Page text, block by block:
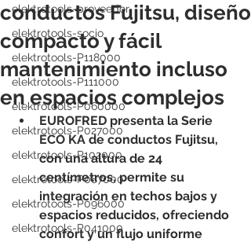
elektrotools-proveedor
elektrotools-socio
elektrotools-P118000
elektrotools-P111000
elektrotools-P060000
elektrotools-P027000
elektrotools-P102000
elektrotools-P087000
elektrotools-P096000
elektrotools-P041000
conductos Fujitsu, diseño
compacto y fácil
mantenimiento incluso
en espacios complejos
EUROFRED presenta la Serie
ECO KA de conductos Fujitsu,
con una altura de 24
centímetros, permite su
integración en techos bajos y
espacios reducidos, ofreciendo
confort y un flujo uniforme